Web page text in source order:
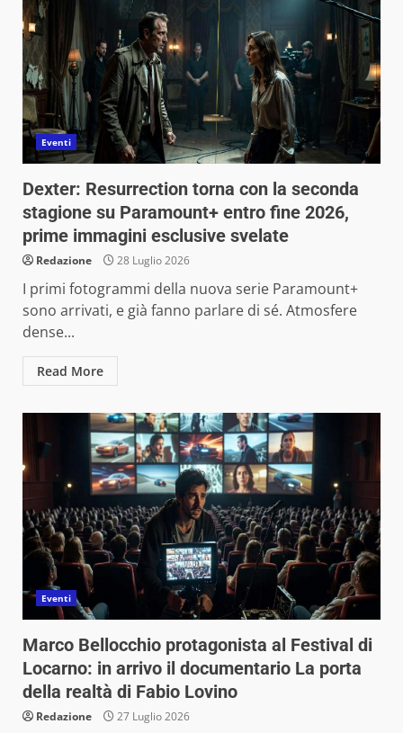
Eventi
Dexter: Resurrection torna con la seconda
stagione su Paramount+ entro fine 2026,
prime immagini esclusive svelate
Redazione 28 Luglio 2026
I primi fotogrammi della nuova serie Paramount+
sono arrivati, e già fanno parlare di sé. Atmosfere
dense...
Read More
Eventi
Marco Bellocchio protagonista al Festival di
Locarno: in arrivo il documentario La porta
della realtà di Fabio Lovino
Redazione 27 Luglio 2026